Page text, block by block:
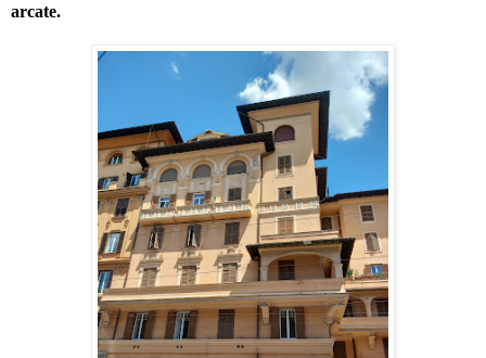
arcate.